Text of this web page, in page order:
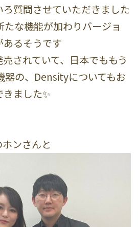
質問させていただきました
な機能が加わりバージョ
あるそうです
されていて、日本でももう
器の、Densityについてもお
ました✨
ンさんと